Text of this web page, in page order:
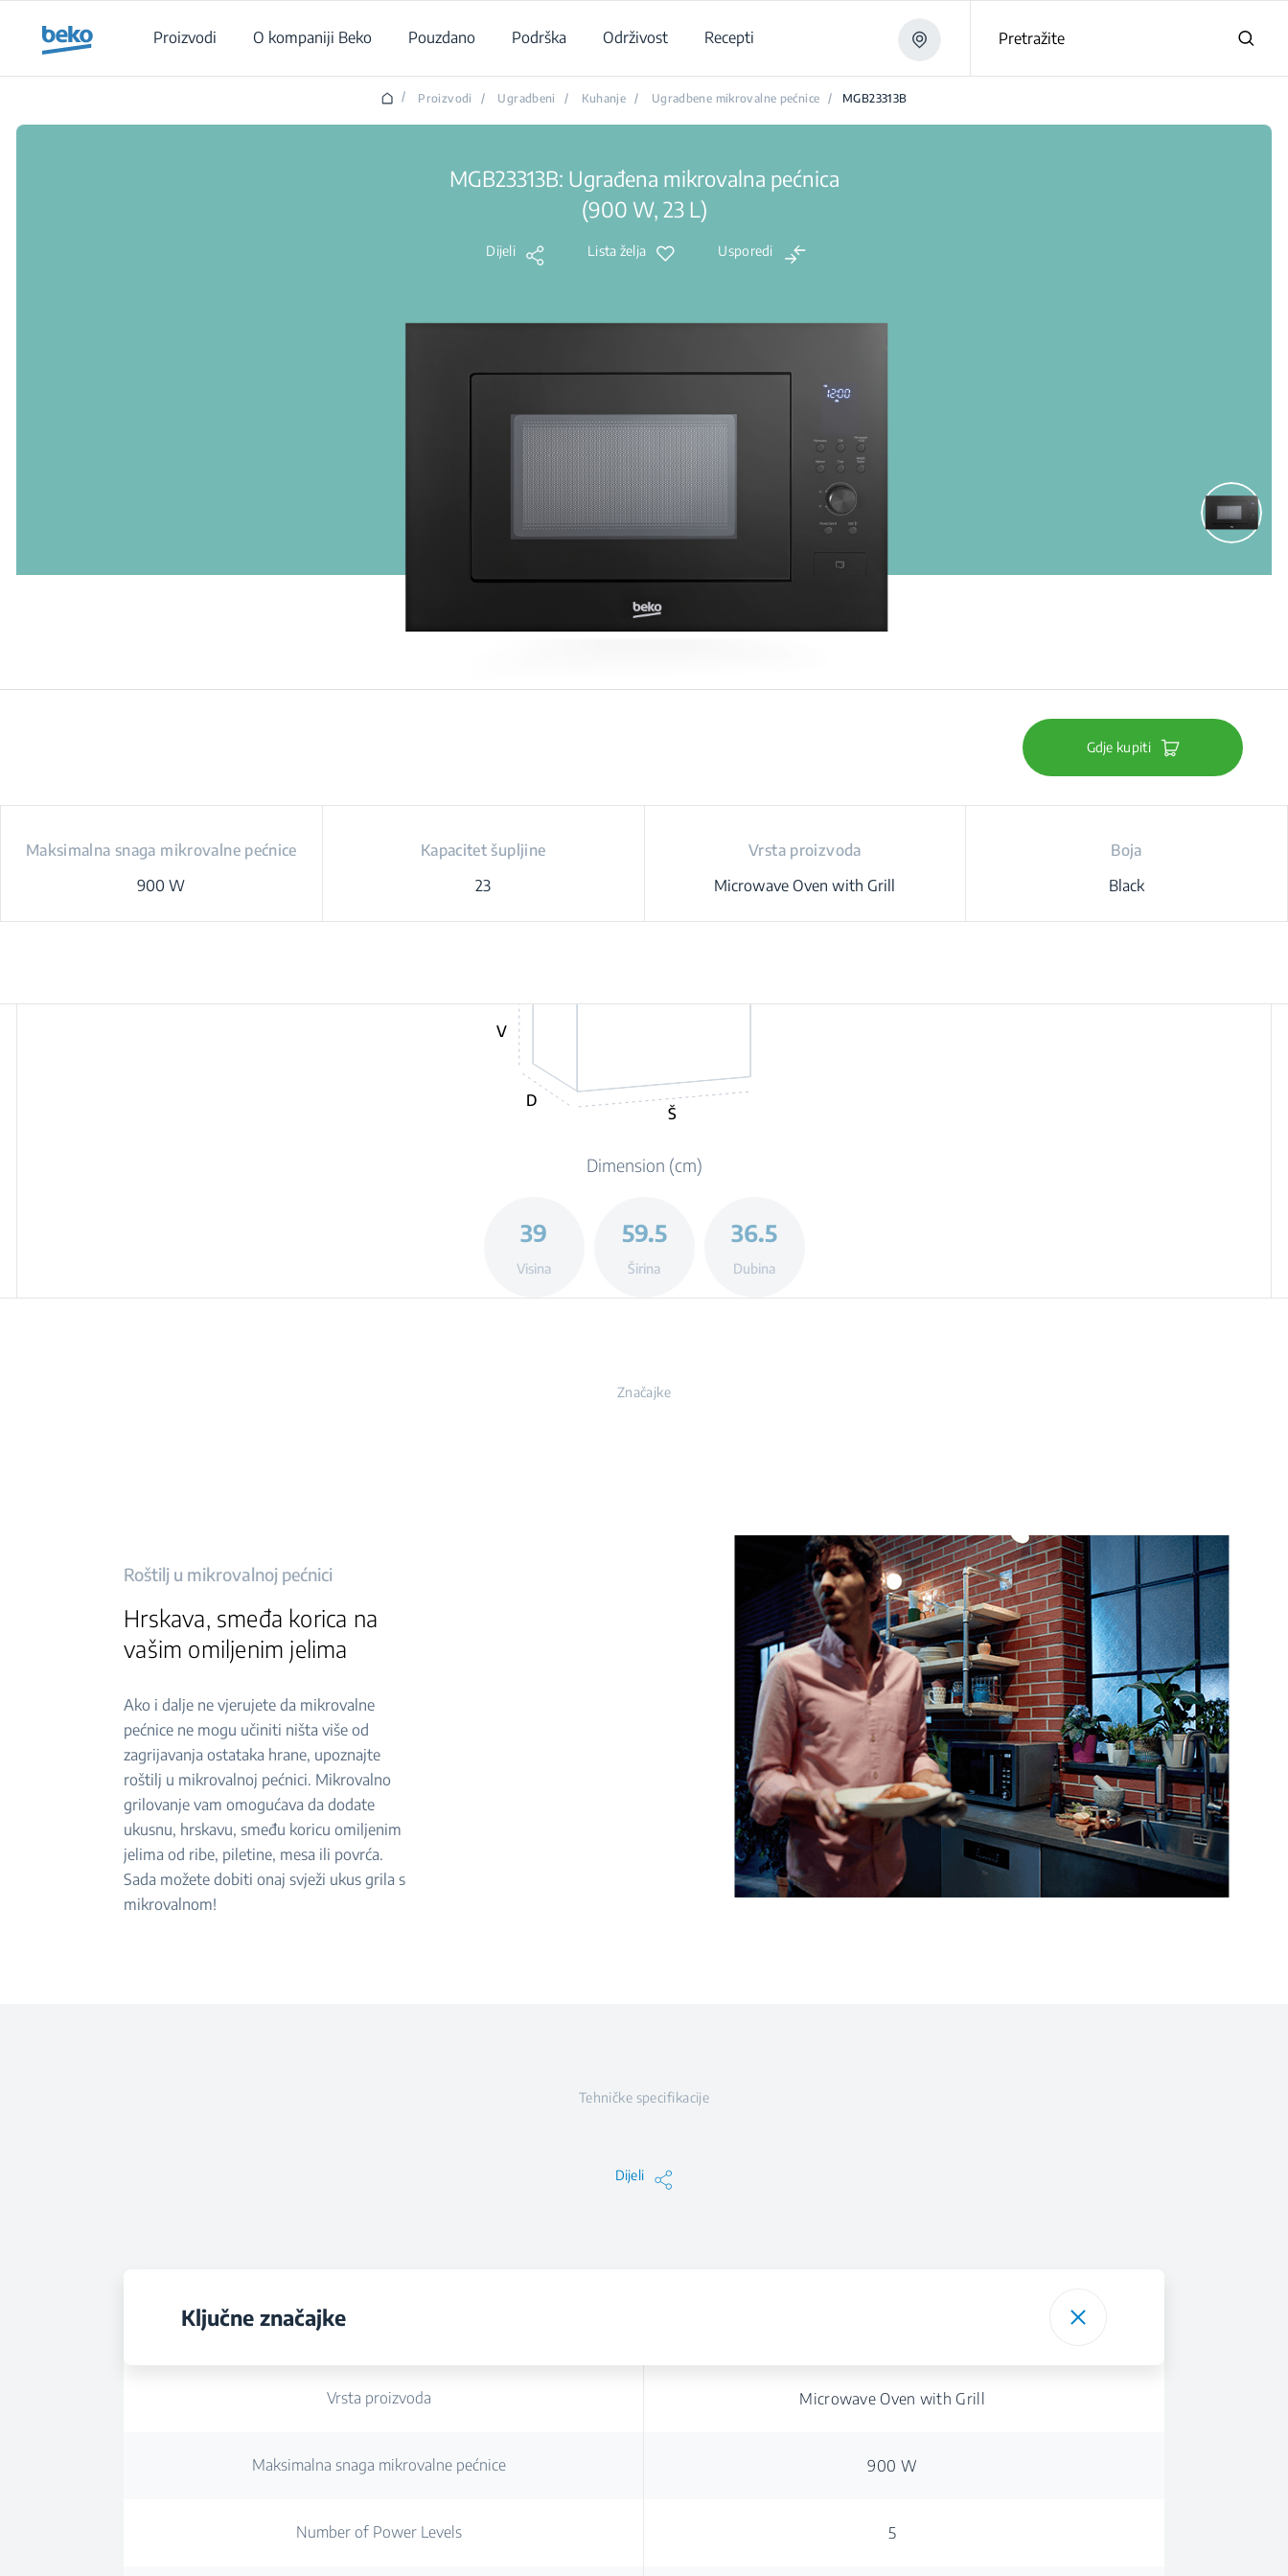
Proizvodi
O kompaniji Beko Pouzdano Podrška Održivost Recepti Pretražite
/ Proizvodi / Ugradbeni / Kuhanje / Ugradbene mikrovalne pećnice / MGB23313B
MGB23313B: Ugrađena mikrovalna pećnica
(900 W, 23 L)
Dijeli Lista želja Usporedi
Gdje kupiti
Maksimalna snaga mikrovalne pećnice
900 W
Kapacitet šupljine
23
Vrsta proizvoda
Microwave Oven with Grill
Boja
Black
V
D
Š
Dimension (cm)
39
Visina
59.5
Širina
36.5
Dubina
Značajke
Roštilj u mikrovalnoj pećnici
Hrskava, smeđa korica na
vašim omiljenim jelima
Ako i dalje ne vjerujete da mikrovalne
pećnice ne mogu učiniti ništa više od
zagrijavanja ostataka hrane, upoznajte
roštilj u mikrovalnoj pećnici. Mikrovalno
grilovanje vam omogućava da dodate
ukusnu, hrskavu, smeđu koricu omiljenim
jelima od ribe, piletine, mesa ili povrća.
Sada možete dobiti onaj svježi ukus grila s
mikrovalnom!
Tehničke specifikacije
Dijeli
Ključne značajke
Vrsta proizvoda Microwave Oven with Grill
Maksimalna snaga mikrovalne pećnice 900 W
Number of Power Levels 5